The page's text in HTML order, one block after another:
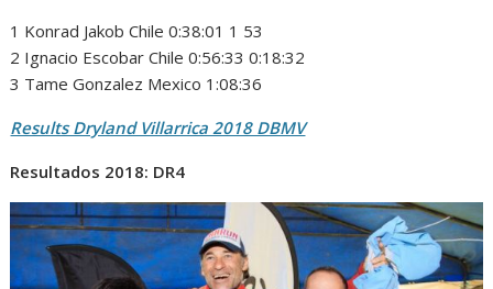
1 Konrad Jakob Chile 0:38:01 1 53
2 Ignacio Escobar Chile 0:56:33 0:18:32
3 Tame Gonzalez Mexico 1:08:36
Results Dryland Villarrica 2018 DBMV
Resultados 2018: DR4